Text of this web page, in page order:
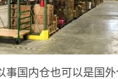
事国内仓也可以是国